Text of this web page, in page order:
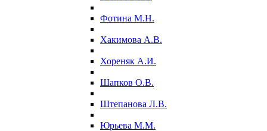
Фотина М.Н.
Хакимова А.В.
Хореняк А.И.
Шапков О.В.
Штепанова Л.В.
Юрьева М.М.